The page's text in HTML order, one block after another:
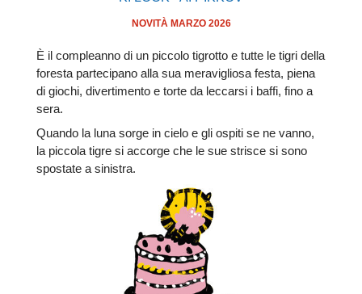
NOVITÀ MARZO 2026
È il compleanno di un piccolo tigrotto e tutte le tigri della
foresta partecipano alla sua meravigliosa festa, piena
di giochi, divertimento e torte da leccarsi i baffi, fino a
sera.
Quando la luna sorge in cielo e gli ospiti se ne vanno,
la piccola tigre si accorge che le sue strisce si sono
spostate a sinistra.